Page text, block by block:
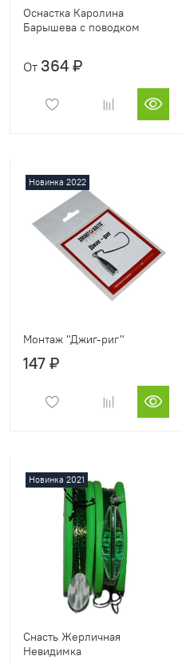
Оснастка Каролина
Барышева с поводком
От 364 ₽
Новинка 2022
Монтаж "Джиг-риг"
147 ₽
Новинка 2021
Снасть Жерличная
Невидимка